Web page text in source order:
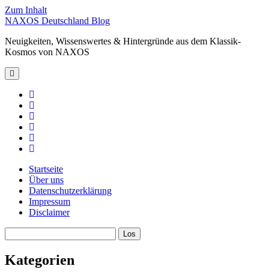
Zum Inhalt
NAXOS Deutschland Blog
Neuigkeiten, Wissenswertes & Hintergründe aus dem Klassik-
Kosmos von NAXOS
Hauptmenü
öffnen
Startseite
Über uns
Datenschutzerklärung
Impressum
Disclaimer
Kategorien